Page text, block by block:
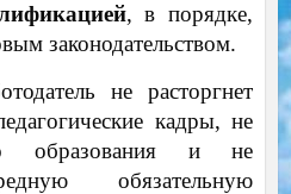
, в порядке,
законодательством.
не расторгнет
кадры, не
образования и не
обязательную